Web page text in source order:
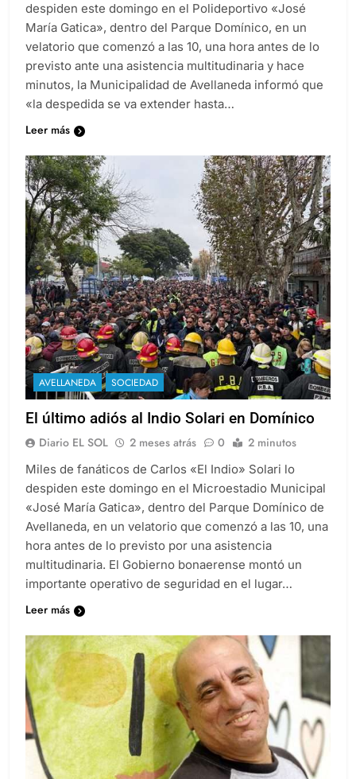
despiden este domingo en el Polideportivo «José
María Gatica», dentro del Parque Domínico, en un
velatorio que comenzó a las 10, una hora antes de lo
previsto ante una asistencia multitudinaria y hace
minutos, la Municipalidad de Avellaneda informó que
«la despedida se va extender hasta…
Leer más
AVELLANEDA SOCIEDAD
El último adiós al Indio Solari en Domínico
Diario EL SOL 2 meses atrás 0 2 minutos
Miles de fanáticos de Carlos «El Indio» Solari lo
despiden este domingo en el Microestadio Municipal
«José María Gatica», dentro del Parque Domínico de
Avellaneda, en un velatorio que comenzó a las 10, una
hora antes de lo previsto por una asistencia
multitudinaria. El Gobierno bonaerense montó un
importante operativo de seguridad en el lugar…
Leer más